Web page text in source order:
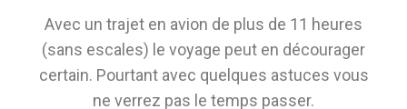
Avec un trajet en avion de plus de 11 heures
(sans escales) le voyage peut en décourager
certain. Pourtant avec quelques astuces vous
ne verrez pas le temps passer.